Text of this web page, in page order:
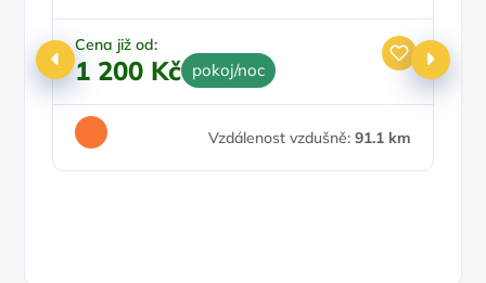
Cena již od:
1 200 Kč pokoj/noc
Vzdálenost vzdušně: 91.1 km